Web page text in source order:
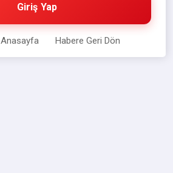
Giriş Yap
Anasayfa Habere Geri Dön